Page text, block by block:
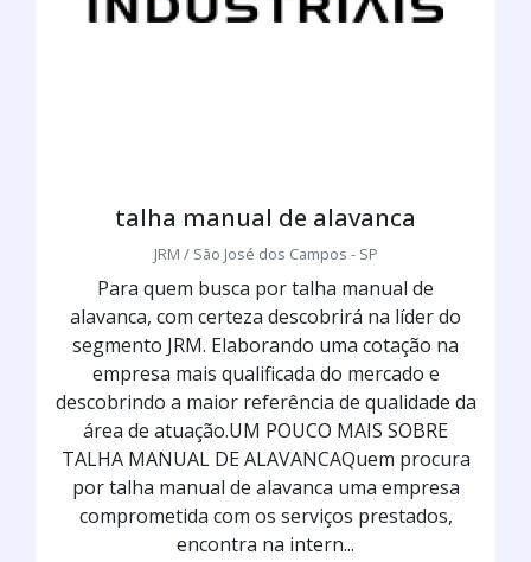
talha manual de alavanca
JRM / São José dos Campos - SP
Para quem busca por talha manual de
alavanca, com certeza descobrirá na líder do
segmento JRM. Elaborando uma cotação na
empresa mais qualificada do mercado e
descobrindo a maior referência de qualidade da
área de atuação.UM POUCO MAIS SOBRE
TALHA MANUAL DE ALAVANCAQuem procura
por talha manual de alavanca uma empresa
comprometida com os serviços prestados,
encontra na intern...